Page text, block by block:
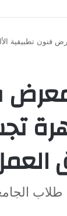
الجامعة